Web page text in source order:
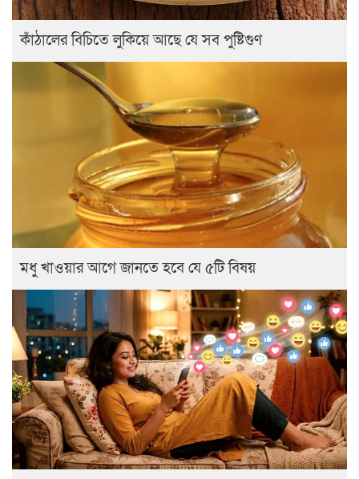
কাঁঠালের বিচিতে লুকিয়ে আছে যে সব পুষ্টিগুণ
মধু খাওয়ার আগে জানতে হবে যে ৫টি বিষয়